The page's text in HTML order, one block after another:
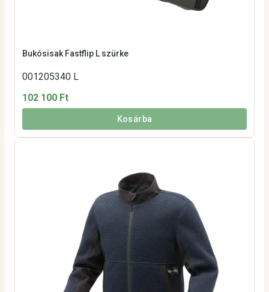
Bukósisak Fastflip L szürke
001205340 L
102 100 Ft
Kosárba